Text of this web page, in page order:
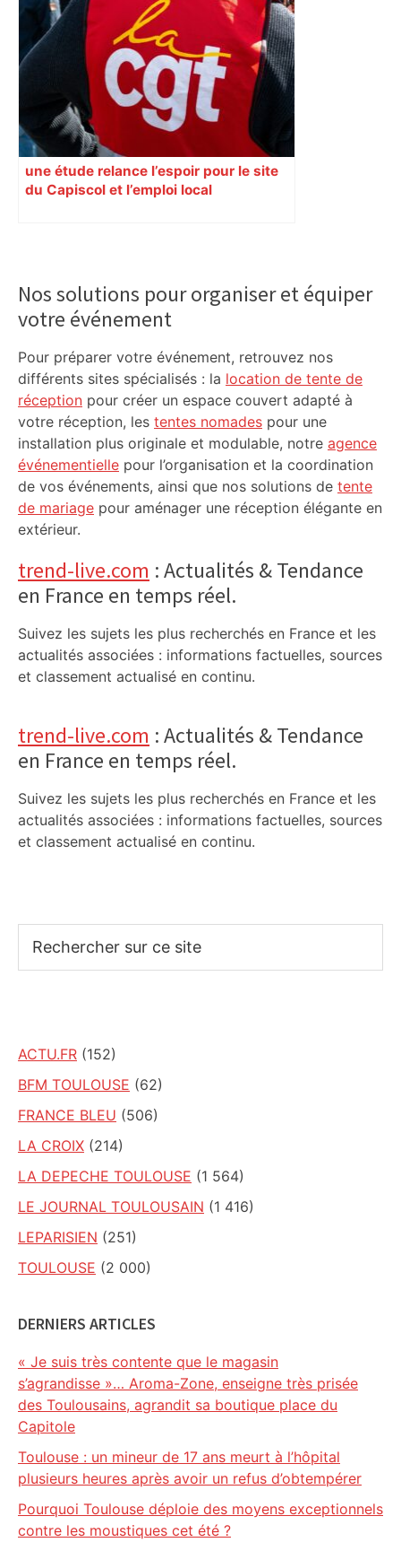
une étude relance l’espoir pour le site
du Capiscol et l’emploi local
Sidebar
Nos solutions pour organiser et équiper
votre événement
Pour préparer votre événement, retrouvez nos
différents sites spécialisés : la location de tente de
réception pour créer un espace couvert adapté à
votre réception, les tentes nomades pour une
installation plus originale et modulable, notre agence
événementielle pour l’organisation et la coordination
de vos événements, ainsi que nos solutions de tente
de mariage pour aménager une réception élégante en
extérieur.
trend-live.com : Actualités & Tendance
en France en temps réel.
Suivez les sujets les plus recherchés en France et les
actualités associées : informations factuelles, sources
et classement actualisé en continu.
trend-live.com : Actualités & Tendance
en France en temps réel.
Suivez les sujets les plus recherchés en France et les
actualités associées : informations factuelles, sources
et classement actualisé en continu.
sur
ACTU.FR (152)
BFM TOULOUSE (62)
FRANCE BLEU (506)
LA CROIX (214)
LA DEPECHE TOULOUSE (1 564)
LE JOURNAL TOULOUSAIN (1 416)
LEPARISIEN (251)
TOULOUSE (2 000)
DERNIERS ARTICLES
« Je suis très contente que le magasin
s’agrandisse »… Aroma-Zone, enseigne très prisée
des Toulousains, agrandit sa boutique place du
Capitole
Toulouse : un mineur de 17 ans meurt à l’hôpital
plusieurs heures après avoir un refus d’obtempérer
Pourquoi Toulouse déploie des moyens exceptionnels
contre les moustiques cet été ?